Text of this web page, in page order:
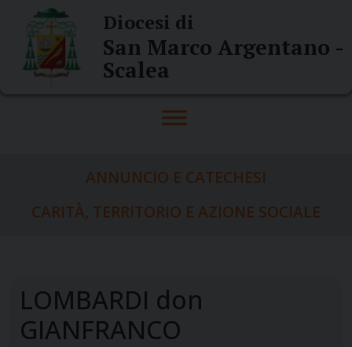
content
Diocesi di
San Marco Argentano -
Scalea
ANNUNCIO E CATECHESI
CARITÀ, TERRITORIO E AZIONE SOCIALE
LOMBARDI don
GIANFRANCO